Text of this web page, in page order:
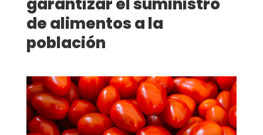
de alimentos a la
población